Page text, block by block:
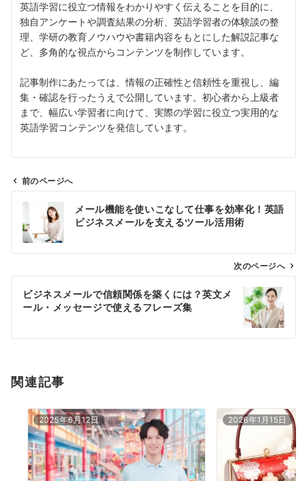
英語学習に役立つ情報をわかりやすく伝えることを目的に、
独自アンケートや調査結果の分析、英語学習者の体験談の整
理、学研の教育ノウハウや書籍内容をもとにした解説記事な
ど、多角的な視点からコンテンツを制作しています。
記事制作にあたっては、情報の正確性と信頼性を重視し、編
集・確認を行ったうえで公開しています。初心者から上級者
まで、幅広い学習者に向けて、実際の学習に役立つ実用的な
英語学習コンテンツを発信しています。
ビ
ン
前のページへ
メール機能を使いこなして仕事を効率化！英語
ビジネスメールを支えるツール活用術
次のページへ
ビジネスメールで信頼関係を築くには？英文メ
ール・メッセージで使えるフレーズ集
関連記事
2025年6月12日 2026年1月15日